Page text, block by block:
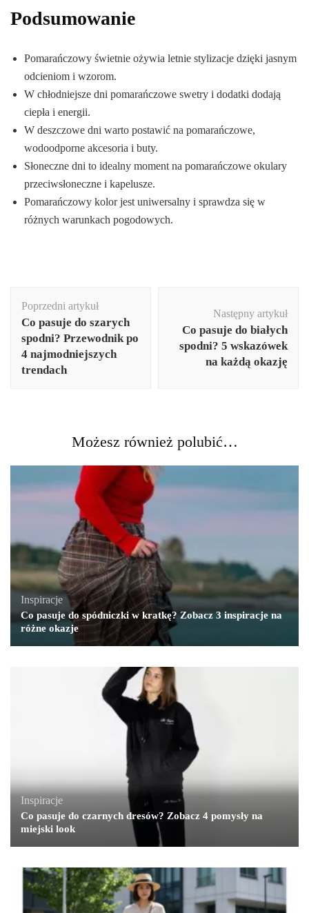
Podsumowanie
Pomarańczowy świetnie ożywia letnie stylizacje dzięki jasnym
odcieniom i wzorom.
W chłodniejsze dni pomarańczowe swetry i dodatki dodają
ciepła i energii.
W deszczowe dni warto postawić na pomarańczowe,
wodoodporne akcesoria i buty.
Słoneczne dni to idealny moment na pomarańczowe okulary
przeciwsłoneczne i kapelusze.
Pomarańczowy kolor jest uniwersalny i sprawdza się w
różnych warunkach pogodowych.
wpisu
Poprzedni artykuł
Co pasuje do szarych
spodni? Przewodnik po
4 najmodniejszych
trendach
Następny artykuł
Co pasuje do białych
spodni? 5 wskazówek
na każdą okazję
Możesz również polubić…
Inspiracje
Co pasuje do spódniczki w kratkę? Zobacz 3 inspiracje na
różne okazje
Inspiracje
Co pasuje do czarnych dresów? Zobacz 4 pomysły na
miejski look